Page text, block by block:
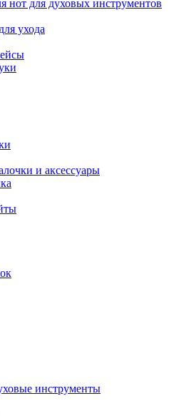
нот для духовых инструментов
ухода
и аксессуары
инструменты